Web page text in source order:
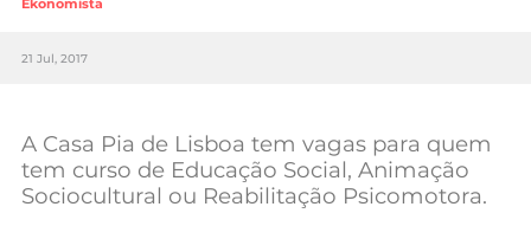
Sociedade
Negócios
Ekonomista
21 Jul, 2017
A Casa Pia de Lisboa tem vagas para quem
tem curso de Educação Social, Animação
Sociocultural ou Reabilitação Psicomotora.